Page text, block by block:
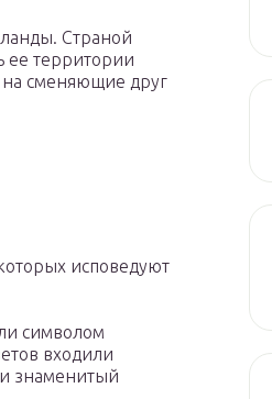
Страной
ее территории
сменяющие друг
исповедуют
символом
входили
знаменитый